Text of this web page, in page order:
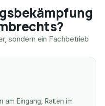
sondern ein Fachbetrieb
am Eingang, Ratten im